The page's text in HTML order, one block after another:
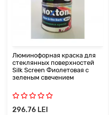
Люминофорная краска для
стеклянных поверхностей
Silk Screen Фиолетовая с
зеленым свечением
296.76 LEI